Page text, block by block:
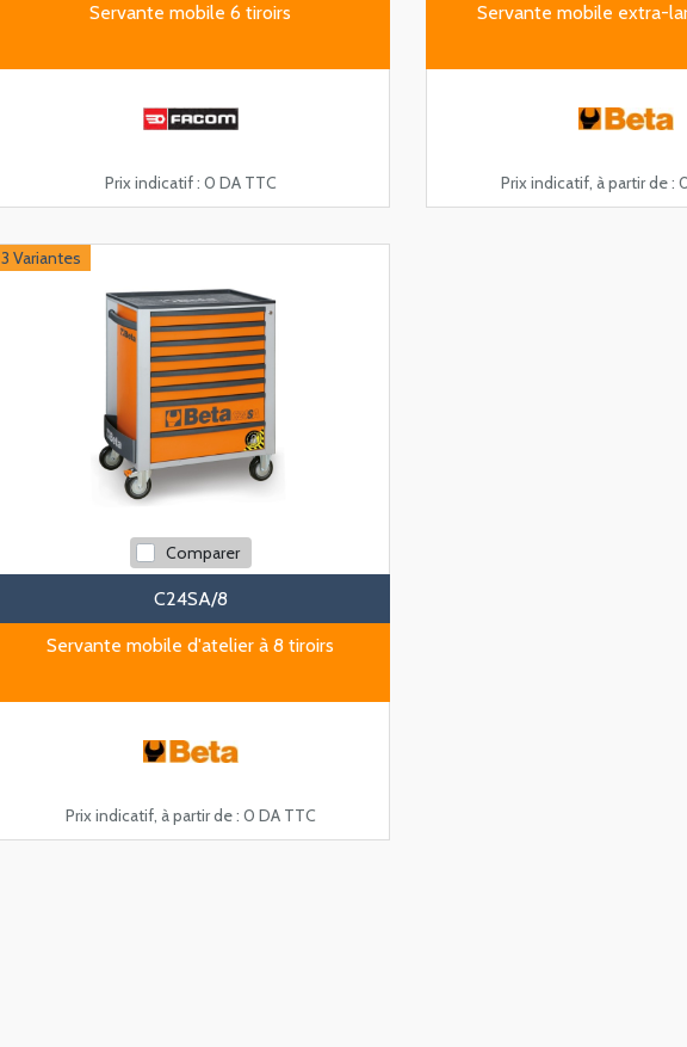
Servante mobile 6 tiroirs
Prix indicatif : 0 DA TTC
Servante mobile extra-
Prix indicatif, à partir de :
3 Variantes
Comparer
C24SA/8
Servante mobile d'atelier à 8 tiroirs
Prix indicatif, à partir de : 0 DA TTC